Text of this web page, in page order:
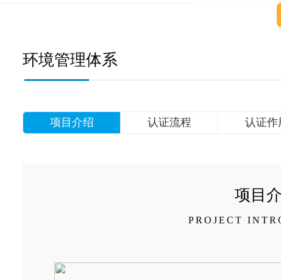
环境管理体系
项目介绍 认证流程 认证作
项目
PROJECT